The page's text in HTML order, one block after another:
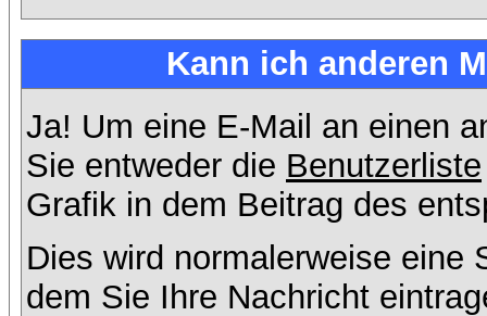
Kann ich anderen
Ja! Um eine E-Mail an einen
Sie entweder die Benutzerliste
Grafik in dem Beitrag des
Dies wird normalerweise eine
dem Sie Ihre Nachricht